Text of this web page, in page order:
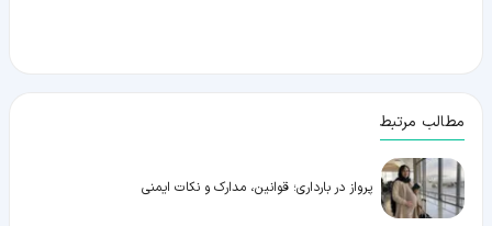
مطالب مرتبط
پرواز در بارداری؛ قوانین، مدارک و نکات ایمنی